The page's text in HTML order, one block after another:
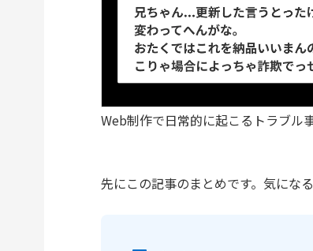
Web制作で日常的に起こるトラブル
先にこの記事のまとめです。気にな